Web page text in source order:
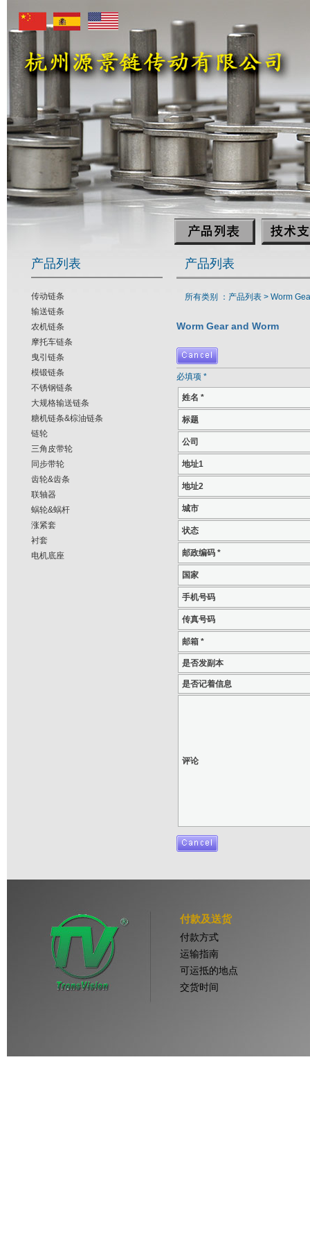
产品列表
传动链条
输送链条
农机链条
摩托车链条
曳引链条
模锻链条
不锈钢链条
大规格输送链条
糖机链条&棕油链条
链轮
三角皮带轮
同步带轮
齿轮&齿条
联轴器
蜗轮&蜗杆
涨紧套
衬套
电机底座
产品列表
所有类别 ：产品列表 > Worm
Worm Gear and Worm
必填项 *
姓名 *
标题
公司
地址1
地址2
城市
状态
邮政编码 *
国家
手机号码
传真号码
邮箱 *
是否发副本
是否记着信息
评论
付款及送货
付款方式
运输指南
可运抵的地点
交货时间